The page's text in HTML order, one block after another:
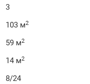
3
103 м2
59 м2
14 м2
8/24